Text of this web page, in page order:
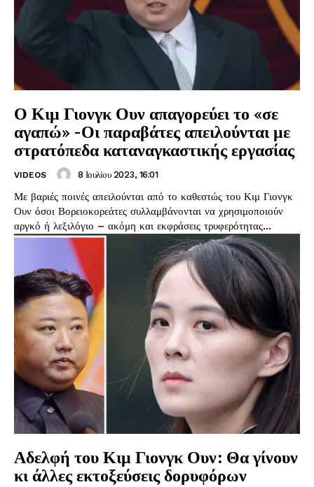
Ο Κιμ Γιονγκ Ουν απαγορεύει το «σε
αγαπώ» -Οι παραβάτες απειλούνται με
στρατόπεδα καταναγκαστικής εργασίας
VIDEOS 8 Ιουλίου 2023, 16:01
Με βαριές ποινές απειλούνται από το καθεστώς του Κιμ Γιονγκ
Ουν όσοι Βορειοκορεάτες συλλαμβάνονται να χρησιμοποιούν
αργκό ή λεξιλόγιο – ακόμη και εκφράσεις τρυφερότητας...
Αδελφή του Κιμ Γιονγκ Ουν: Θα γίνουν
κι άλλες εκτοξεύσεις δορυφόρων